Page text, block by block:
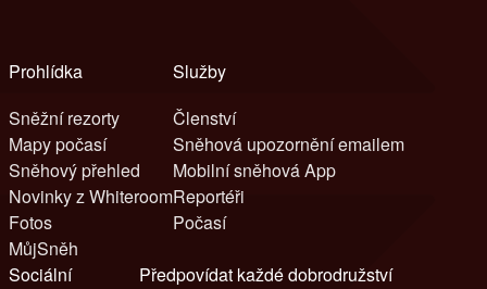
Prohlídka
Sněžní rezorty
Mapy počasí
Sněhový přehled
Novinky z Whiteroom
Fotos
MůjSněh
Služby
Členství
Sněhová upozornění emailem
Mobilní sněhová App
Reportéři
Počasí
Sociální
Předpovídat každé dobrodružství